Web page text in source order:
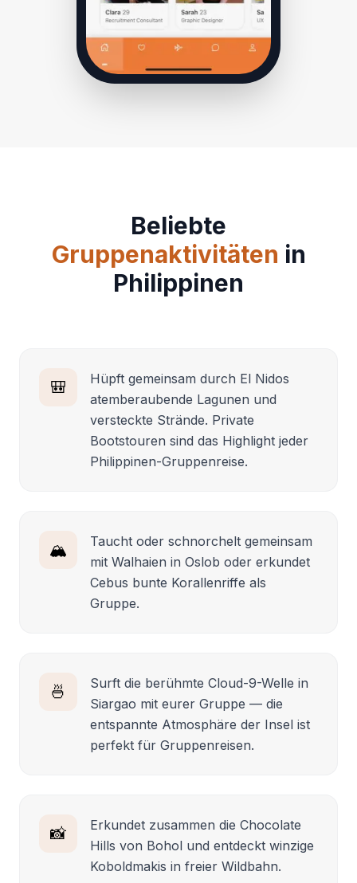
Beliebte
Gruppenaktivitäten in
Philippinen
🎒
Hüpft gemeinsam durch El Nidos
atemberaubende Lagunen und
versteckte Strände. Private
Bootstouren sind das Highlight jeder
Philippinen-Gruppenreise.
🏔️
Taucht oder schnorchelt gemeinsam
mit Walhaien in Oslob oder erkundet
Cebus bunte Korallenriffe als
Gruppe.
🍜
Surft die berühmte Cloud-9-Welle in
Siargao mit eurer Gruppe — die
entspannte Atmosphäre der Insel ist
perfekt für Gruppenreisen.
📸
Erkundet zusammen die Chocolate
Hills von Bohol und entdeckt winzige
Koboldmakis in freier Wildbahn.